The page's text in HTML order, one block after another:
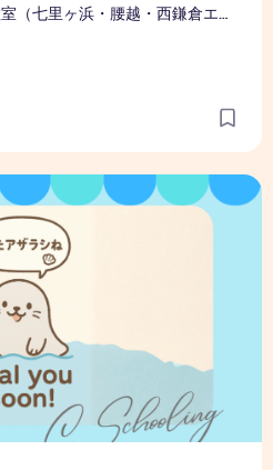
C Schooling 英語教室（七里ヶ浜・腰越・西鎌倉エリア）